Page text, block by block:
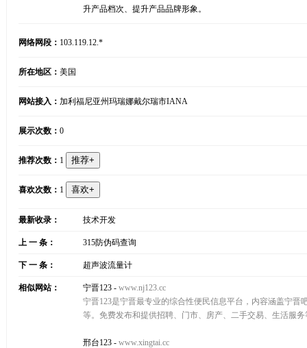
升产品档次、提升产品品牌形象。
网络网段： 103.119.12.*
所在地区： 美国
网站接入： 加利福尼亚州玛瑞娜戴尔瑞市IANA
展示次数： 0
推荐次数： 1
喜欢次数： 1
最新收录： 技术开发
上 一 条： 315防伪码查询
下 一 条： 超声波流量计
相似网站： 宁晋123 - www.nj123.cc
宁晋123是宁晋最专业的综合性便民信息平台，内容涵盖宁晋
等。免费发布和提供招聘、门市、房产、二手交易、生活服务
邢台123 - www.xingtai.cc